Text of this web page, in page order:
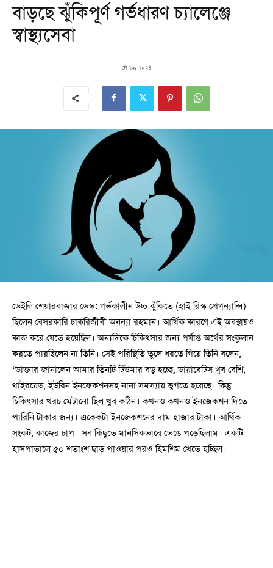
বাড়ছে ঝুঁকিপূর্ণ গর্ভধারণ চ্যালেঞ্জে
স্বাস্থ্যসেবা
মে ২৯, ২০২৪
ডেইলি শেয়ারবাজার ডেস্ক: গর্ভকালীন উচ্চ ঝুঁকিতে (হাই রিস্ক প্রেগন্যান্সি)
ছিলেন বেসরকারি চাকরিজীবী অনন্যা রহমান। আর্থিক কারণে এই অবস্থায়ও
কাজ করে যেতে হয়েছিল। অন্যদিকে চিকিৎসার জন্য পর্যাপ্ত অর্থের সংকুলান
করতে পারছিলেন না তিনি। সেই পরিস্থিতি তুলে ধরতে গিয়ে তিনি বলেন,
‘ডাক্তার জানালেন আমার তিনটি টিউমার বড় হচ্ছে, ডায়াবেটিস খুব বেশি,
থাইরয়েড, ইউরিন ইনফেকশনসহ নানা সমস্যায় ভুগতে হয়েছে। কিন্তু
চিকিৎসার খরচ মেটানো ছিল খুব কঠিন। কখনও কখনও ইনজেকশন দিতে
পারিনি টাকার জন্য। একেকটা ইনজেকশনের দাম হাজার টাকা। আর্থিক
সংকট, কাজের চাপ– সব কিছুতে মানসিকভাবে ভেঙে পড়েছিলাম। একটি
হাসপাতালে ৫০ শতাংশ ছাড় পাওয়ার পরও হিমশিম খেতে হচ্ছিল।